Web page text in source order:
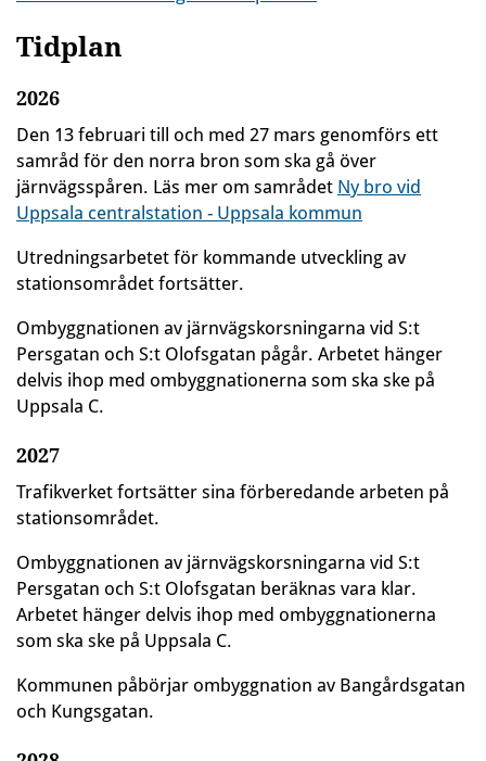
Tidplan
2026
Den 13 februari till och med 27 mars genomförs ett
samråd för den norra bron som ska gå över
järnvägsspåren. Läs mer om samrådet Ny bro vid
Uppsala centralstation - Uppsala kommun
Utredningsarbetet för kommande utveckling av
stationsområdet fortsätter.
Ombyggnationen av järnvägskorsningarna vid S:t
Persgatan och S:t Olofsgatan pågår. Arbetet hänger
delvis ihop med ombyggnationerna som ska ske på
Uppsala C.
2027
Trafikverket fortsätter sina förberedande arbeten på
stationsområdet.
Ombyggnationen av järnvägskorsningarna vid S:t
Persgatan och S:t Olofsgatan beräknas vara klar.
Arbetet hänger delvis ihop med ombyggnationerna
som ska ske på Uppsala C.
Kommunen påbörjar ombyggnation av Bangårdsgatan
och Kungsgatan.